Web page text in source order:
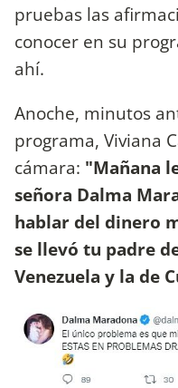
pruebas las
conocer en su
ahí.
Anoche, minutos
programa, Viviana
cámara: "Mañana
señora Dalma
hablar del dinero
se llevó tu padre
Venezuela y la de